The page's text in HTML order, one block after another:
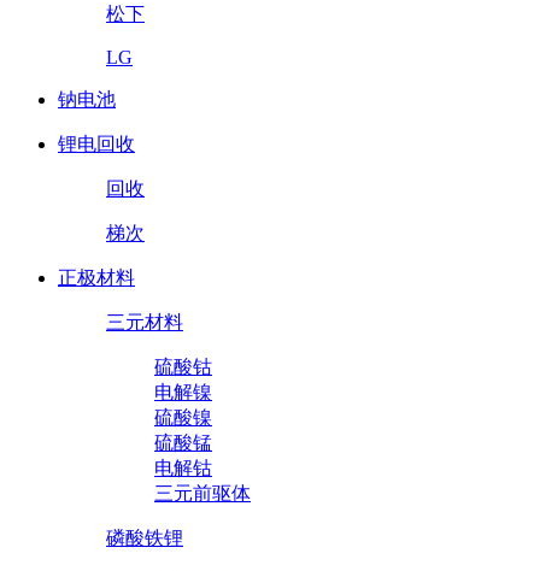
松下
LG
钠电池
锂电回收
回收
梯次
正极材料
三元材料
硫酸钴
电解镍
硫酸镍
硫酸锰
电解钴
三元前驱体
磷酸铁锂